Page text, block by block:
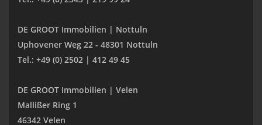
DE GROOT Immobilien | Nottuln
Uphovener Weg 22 - 48301 Nottuln
Tel.: +49 (0) 2502 | 412 49 45
DE GROOT Immobilien | Velen
Mallißer Ring 1
46342 Velen